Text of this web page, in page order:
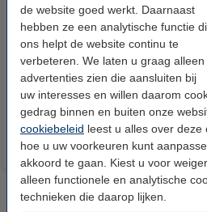
de website goed werkt. Daarnaast
hebben ze een analytische functie
ons helpt de website continu te
verbeteren. We laten u graag alleen
advertenties zien die aansluiten bij
uw interesses en willen daarom
gedrag binnen en buiten onze
cookiebeleid leest u alles over deze
hoe u uw voorkeuren kunt
akkoord te gaan. Kiest u voor
alleen functionele en analytische
technieken die daarop lijken.
123accu Xtreme Power MN1500
Penlite AA batterij 24 stuks
€ 14,95 Incl. 21% btw